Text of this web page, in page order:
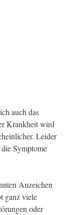
auch das
Krankheit wird
Leider
Symptome
Anzeichen
ganz viele
oder